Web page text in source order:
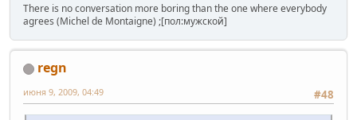
There is no conversation more boring than the one where everybody
agrees (Michel de Montaigne) ;[пол:мужской]
regn
#48
июня 9, 2009, 04:49